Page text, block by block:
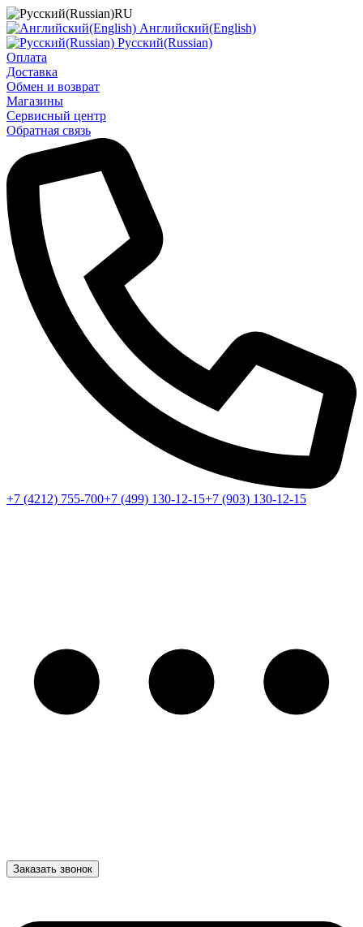
RU
Английский(English)
Русский(Russian)
Оплата
Доставка
Обмен и возврат
Магазины
Сервисный центр
Обратная связь
+7 (4212) 755-700+7 (499) 130-12-15+7 (903) 130-12-15
Заказать звонок